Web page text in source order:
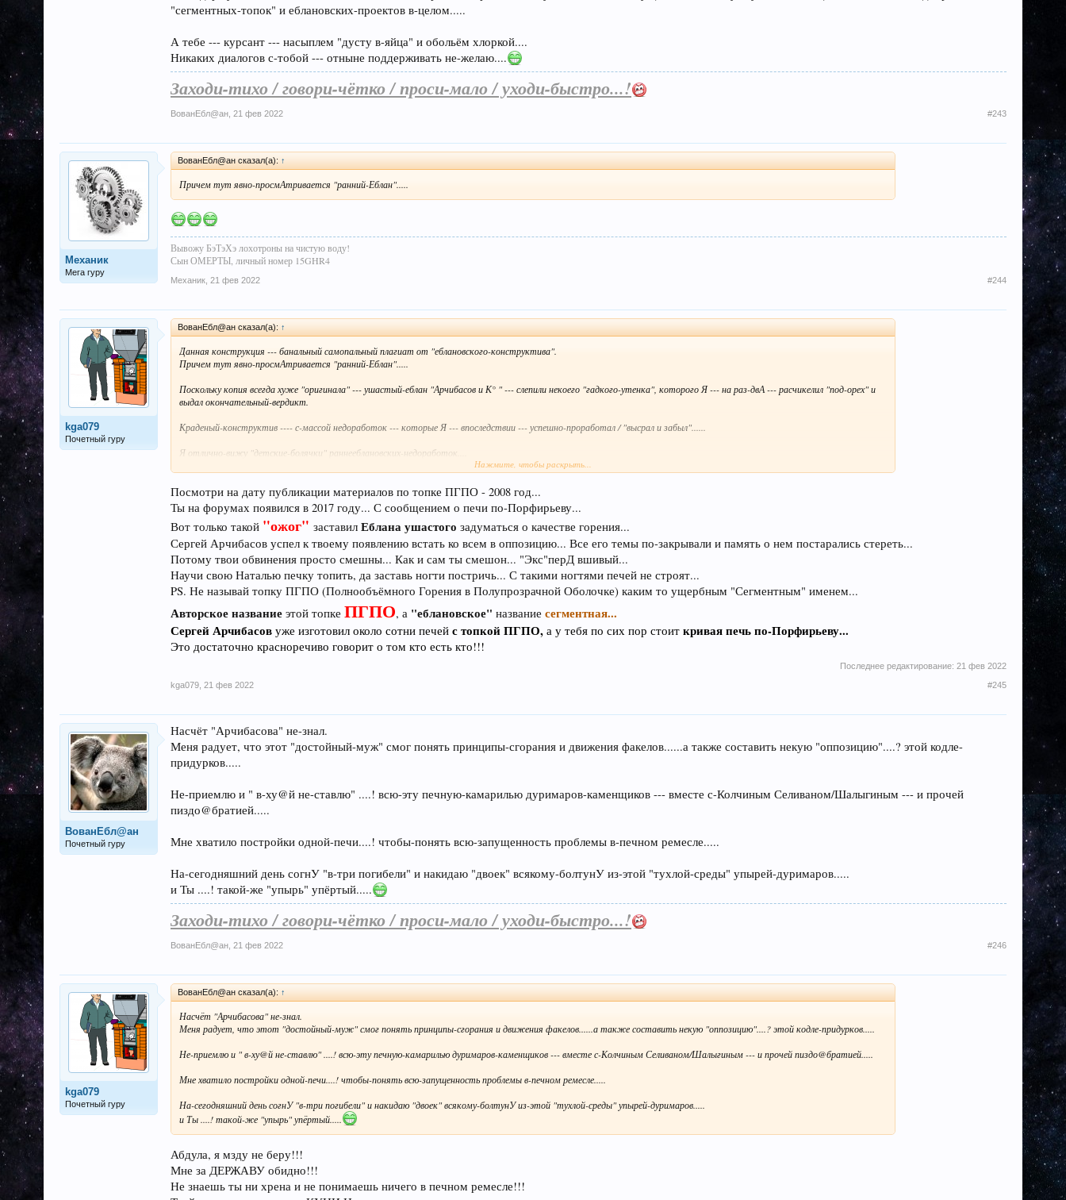
"сегментных-топок" и еблановских-проектов в-целом.....
А тебе --- курсант --- насыплем "дусту в-яйца" и обольём хлоркой....
Никаких диалогов с-тобой --- отныне поддерживать не-желаю....
Заходи-тихо / говори-чётко / проси-мало / уходи-быстро...!
ВованЕбл@ан 21 фев 2022 #243
Механик
Мега гуру
ВованЕбл@ан сказал(а): ↑
Причем тут явно-просмАтривается "ранний-Еблан".....
Вывожу БэТэХэ лохотроны на чистую воду!
Сын ОМЕРТЫ, личный номер 15GHR4
Механик 21 фев 2022 #244
kga079
Почетный гуру
ВованЕбл@ан сказал(а): ↑
Данная конструкция --- банальный самопальный плагиат от "еблановского-конструктива".
Причем тут явно-просмАтривается "ранний-Еблан".....
Поскольку копия всегда хуже "оригинала" --- ушастый-еблан "Арчибасов и К° " --- слепили некоего "гадкого-утенка", которого Я --- на раз-двА --- расчикелил "под-орех" и
выдал окончательный-вердикт.
Краденый-конструктив ---- с-массой недоработок --- которые Я --- впоследствии --- успешно-проработал / "высрал и забыл"......
Я отлично-вижу "детские-болячки" раннееблановских-недоработок....
топок" и еблановских-проектов в-целом.....
А тебе --- курсант --- насыплем "дусту в-яйца" и обольём хлоркой....
Никаких диалогов с-тобой --- отныне поддерживать не-желаю....
Нажмите, чтобы раскрыть...
Посмотри на дату публикации материалов по топке ПГПО - 2008 год...
Ты на форумах появился в 2017 году... С сообщением о печи по-Порфирьеву...
Вот только такой "ожог" заставил Еблана ушастого задуматься о качестве горения...
Сергей Арчибасов успел к твоему появлению встать ко всем в оппозицию... Все его темы по-закрывали и память о нем постарались стереть...
Потому твои обвинения просто смешны... Как и сам ты смешон... "Экс"перД вшивый...
Научи свою Наталью печку топить, да заставь ногти постричь... С такими ногтями печей не строят...
PS. Не называй топку ПГПО (Полнообъёмного Горения в Полупрозрачной Оболочке) каким то ущербным "Сегментным" именем...
Авторское название этой топке ПГПО, а "еблановское" название сегментная...
Сергей Арчибасов уже изготовил около сотни печей с топкой ПГПО, а у тебя по сих пор стоит кривая печь по-Порфирьеву...
Это достаточно красноречиво говорит о том кто есть кто!!!
Последнее редактирование: 21 фев 2022
kga079 21 фев 2022 #245
ВованЕбл@ан
Почетный гуру
Насчёт "Арчибасова" не-знал.
Меня радует, что этот "достойный-муж" смог понять принципы-сгорания и движения факелов......а также составить некую "оппозицию"....? этой кодле-
придурков.....
Не-приемлю и " в-ху@й не-ставлю" ....! всю-эту печную-камарилью дуримаров-каменщиков --- вместе с-Колчиным Селиваном/Шалыгиным --- и прочей
пиздо@братией.....
Мне хватило постройки одной-печи....! чтобы-понять всю-запущенность проблемы в-печном ремесле.....
На-сегодняшний день согнУ "в-три погибели" и накидаю "двоек" всякому-болтунУ из-этой "тухлой-среды" упырей-дуримаров.....
и Ты ....! такой-же "упырь" упёртый.....
Заходи-тихо / говори-чётко / проси-мало / уходи-быстро...!
ВованЕбл@ан 21 фев 2022 #246
kga079
Почетный гуру
ВованЕбл@ан сказал(а): ↑
Насчёт "Арчибасова" не-знал.
Меня радует, что этот "достойный-муж" смог понять принципы-сгорания и движения факелов......а также составить некую "оппозицию"....? этой кодле-придурков.....
Не-приемлю и " в-ху@й не-ставлю" ....! всю-эту печную-камарилью дуримаров-каменщиков --- вместе с-Колчиным Селиваном/Шалыгиным --- и прочей пиздо@братией.....
Мне хватило постройки одной-печи....! чтобы-понять всю-запущенность проблемы в-печном ремесле.....
На-сегодняшний день согнУ "в-три погибели" и накидаю "двоек" всякому-болтунУ из-этой "тухлой-среды" упырей-дуримаров.....
и Ты ....! такой-же "упырь" упёртый.....
Абдула, я мзду не беру!!!
Мне за ДЕРЖАВУ обидно!!!
Не знаешь ты ни хрена и не понимаешь ничего в печном ремесле!!!